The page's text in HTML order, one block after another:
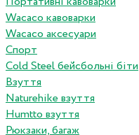
Wacaco кавоварки
Wacaco аксесуари
Спорт
Cold Steel бейсбольні біти
Взуття
Naturehike взуття
Humtto взуття
Рюкзаки, багаж